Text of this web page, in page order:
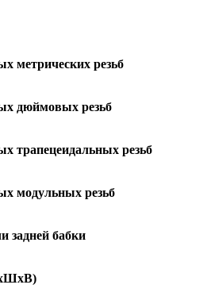
метрических резьб
дюймовых резьб
трапецеидальных резьб
модульных резьб
задней бабки